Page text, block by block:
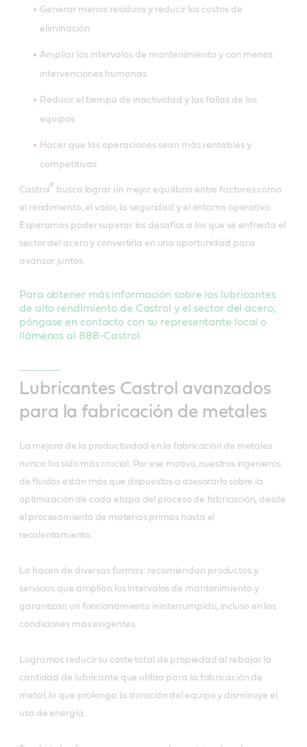
Generar menos residuos y reducir los costos de
eliminación
Ampliar los intervalos de mantenimiento y con menos
intervenciones humanas
Reducir el tiempo de inactividad y las fallas de los
equipos
Hacer que las operaciones sean más rentables y
competitivas
Castrol ® busca lograr un mejor equilibrio entre factores como
el rendimiento, el valor, la seguridad y el entorno operativo.
Esperamos poder superar los desafíos a los que se enfrenta el
sector del acero y convertirla en una oportunidad para
avanzar juntos.
Para obtener más información sobre los lubricantes
de alto rendimiento de Castrol y el sector del acero,
póngase en contacto con su representante local o
llámenos al 888-Castrol.
Lubricantes Castrol avanzados
para la fabricación de metales
La mejora de la productividad en la fabricación de metales
nunca ha sido más crucial. Por ese motivo, nuestros ingenieros
de fluidos están más que dispuestos a asesorarlo sobre la
optimización de cada etapa del proceso de fabricación, desde
el procesamiento de materias primas hasta el
recalentamiento.
Lo hacen de diversas formas: recomiendan productos y
servicios que amplían los intervalos de mantenimiento y
garantizan un funcionamiento ininterrumpido, incluso en las
condiciones más exigentes.
Logramos reducir su coste total de propiedad al rebajar la
cantidad de lubricante que utiliza para la fabricación de
metal, lo que prolonga la duración del equipo y disminuye el
uso de energía.